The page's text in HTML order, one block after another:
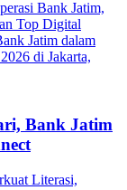
Bank Jatim